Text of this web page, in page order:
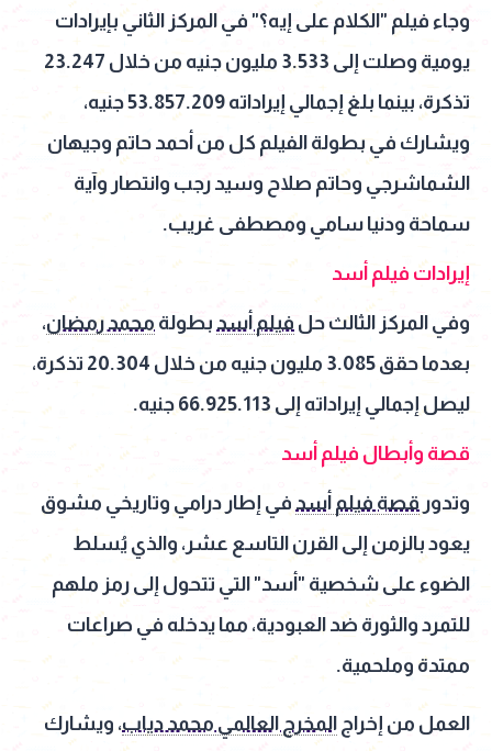
وجاء فيلم "الكلام على إيه؟" في المركز الثاني بإيرادات
يومية وصلت إلى 3.533 مليون جنيه من خلال 23.247
تذكرة، بينما بلغ إجمالي إيراداته 53.857.209 جنيه،
ويشارك في بطولة الفيلم كل من أحمد حاتم وجيهان
الشماشرجي وحاتم صلاح وسيد رجب وانتصار وآية
سماحة ودنيا سامي ومصطفى غريب.
إيرادات فيلم أسد
وفي المركز الثالث حل فيلم أسد بطولة محمد رمضان،
بعدما حقق 3.085 مليون جنيه من خلال 20.304 تذكرة،
ليصل إجمالي إيراداته إلى 66.925.113 جنيه.
قصة وأبطال فيلم أسد
وتدور قصة فيلم أسد في إطار درامي وتاريخي مشوق
يعود بالزمن إلى القرن التاسع عشر، والذي يُسلط
الضوء على شخصية "أسد" التي تتحول إلى رمز ملهم
للتمرد والثورة ضد العبودية، مما يدخله في صراعات
ممتدة وملحمية.
العمل من إخراج المخرج العالمي محمد دياب، ويشارك